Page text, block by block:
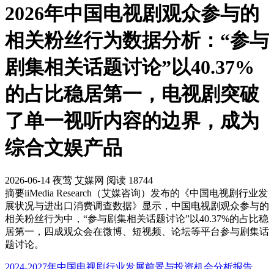
2026年中国电视剧观众参与的
相关粉丝行为数据分析：“参与
剧集相关话题讨论”以40.37%
的占比稳居第一，电视剧突破
了单一视听内容的边界，成为
综合文娱产品
2026-06-14 夜莺 艾媒网 阅读 18744
摘要iiMedia Research（艾媒咨询）发布的《中国电视剧行业发
展状况与进出口消费调查数据》显示，中国电视剧观众参与的
相关粉丝行为中，“参与剧集相关话题讨论”以40.37%的占比稳
居第一，四成观众会在微博、短视频、论坛等平台参与剧集话
题讨论。